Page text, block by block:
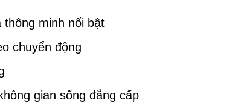
minh nổi bật
chuyển động
gian sống đẳng cấp